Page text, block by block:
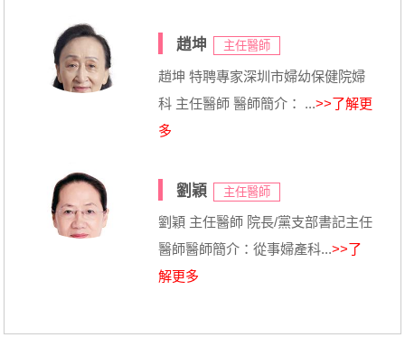
趙坤 主任醫師
趙坤 特聘專家深圳市婦幼保健院婦
科 主任醫師 醫師簡介： ...>>了解更
多
劉穎 主任醫師
劉穎 主任醫師 院長/黨支部書記主任
醫師醫師簡介：從事婦產科...>>了
解更多